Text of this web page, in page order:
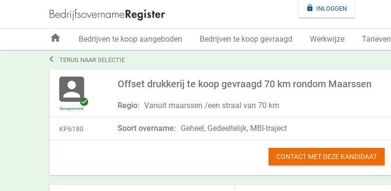
 TERUG NAAR SELECTIE
Offset drukkerij te koop gevraagd 70 km rondom Maarssen
Regio: Vanuit maarssen /een straal van 70 km
KP6180 Soort overname: Geheel, Gedeeltelijk, MBI-traject
CONTACT MET DEZE KANDIDAAT
 INLOGGEN
home Bedrijven te koop aangeboden Bedrijven te koop gevraagd Werkwijze Tarieven